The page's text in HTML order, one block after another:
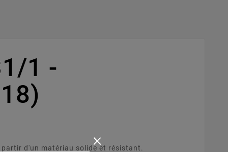
1 -
d'un matériau solide et résistant.
×